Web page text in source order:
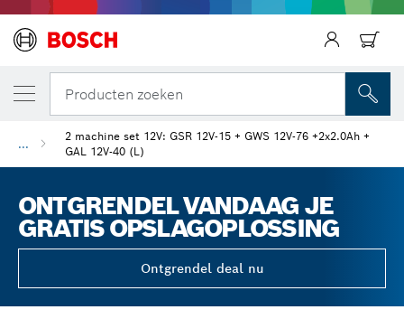
Producten zoeken
...
2 machine set 12V: GSR 12V-15 + GWS 12V-76 +2x2.0Ah +
GAL 12V-40 (L)
ONTGRENDEL VANDAAG JE
GRATIS OPSLAGOPLOSSING
Ontgrendel deal nu